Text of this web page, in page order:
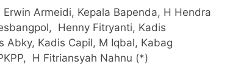
Armeidi, Kepala Bapenda, H Hendra
Henny Fitryanti, Kadis
Abky, Kadis Capil, M Iqbal, Kabag
H Fitriansyah Nahnu (*)